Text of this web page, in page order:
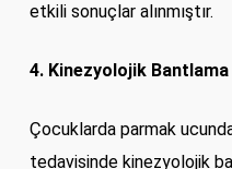
etkili sonuçlar alınmıştır.
4. Kinezyolojik Bantlama
Çocuklarda parmak
tedavisinde kinezyolojik